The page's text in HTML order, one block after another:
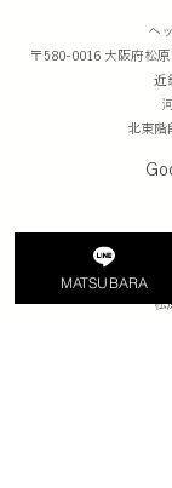
ヘ
〒580-0016 大阪府松
近
北東階
松
MATSUBARA